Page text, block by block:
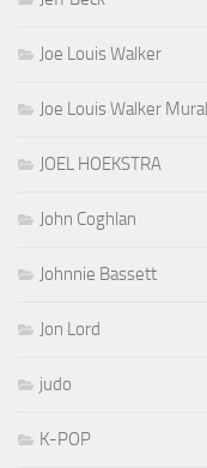
Joe Louis Walker
Joe Louis Walker
JOEL HOEKSTRA
John Coghlan
Johnnie Bassett
Jon Lord
judo
K-POP